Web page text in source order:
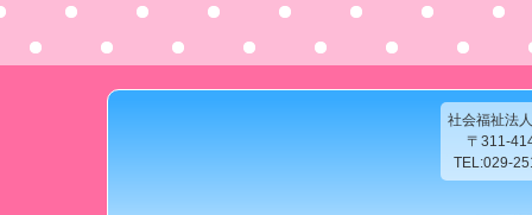
社会福祉法
〒311-
TEL:029-